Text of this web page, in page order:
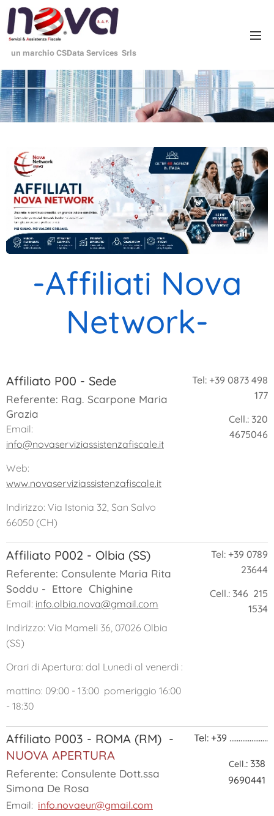
un marchio CSData Services Srls
-Affiliati Nova
Network-
Affiliato P00 - Sede
Referente: Rag. Scarpone Maria
Grazia
Email:
info@novaserviziassistenzafiscale.it
Web:
www.novaserviziassistenzafiscale.it
Indirizzo: Via Istonia 32, San Salvo
66050 (CH)
Tel: +39 0873 498
177
Cell.: 320
4675046
Affiliato P002 - Olbia (SS)
Referente: Consulente Maria Rita
Soddu - Ettore Chighine
Email: info.olbia.nova@gmail.com
Indirizzo: Via Mameli 36, 07026 Olbia
(SS)
Orari di Apertura: dal Lunedi al venerdì :
mattino: 09:00 - 13:00 pomeriggio 16:00
- 18:30
Tel: +39 0789
23644
Cell.: 346 215
1534
Affiliato P003 - ROMA (RM) -
NUOVA APERTURA
Referente: Consulente Dott.ssa
Simona De Rosa
Email: info.novaeur@gmail.com
Tel: +39 .....................
Cell.: 338
9690441